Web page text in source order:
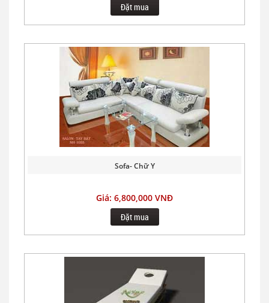
Đặt mua
Sofa- Chữ Y
Giá: 6,800,000 VNĐ
Đặt mua